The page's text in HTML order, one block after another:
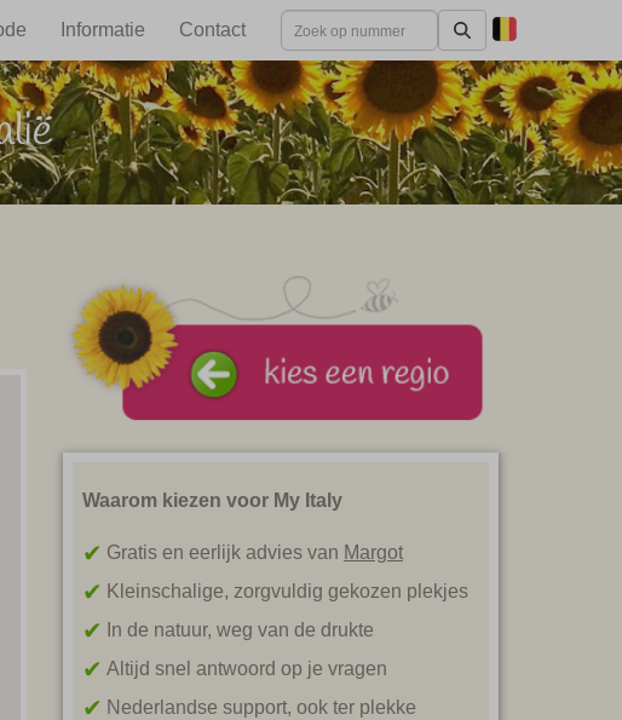
Informatie Contact
Waarom kiezen voor My Italy
Gratis en eerlijk advies van Margot
Kleinschalige, zorgvuldig gekozen plekjes
In de natuur, weg van de drukte
Altijd snel antwoord op je vragen
Nederlandse support, ook ter plekke